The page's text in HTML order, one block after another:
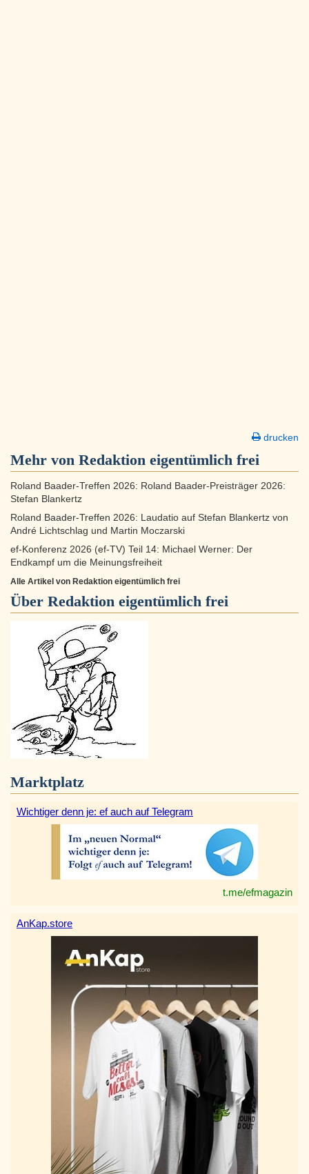
drucken
Mehr von Redaktion eigentümlich frei
Roland Baader-Treffen 2026: Roland Baader-Preisträger 2026:
Stefan Blankertz
Roland Baader-Treffen 2026: Laudatio auf Stefan Blankertz von
André Lichtschlag und Martin Moczarski
ef-Konferenz 2026 (ef-TV) Teil 14: Michael Werner: Der
Endkampf um die Meinungsfreiheit
Alle Artikel von Redaktion eigentümlich frei
Über Redaktion eigentümlich frei
Marktplatz
Wichtiger denn je: ef auch auf Telegram
t.me/efmagazin
AnKap.store